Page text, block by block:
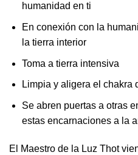
humanidad en ti
En conexión con la
la tierra interior
Toma a tierra intensiva
Limpia y aligera el chakra
Se abren puertas a otras
estas encarnaciones a la
El Maestro de la Luz Thot